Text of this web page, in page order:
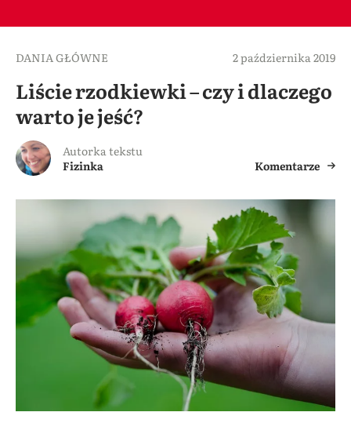
DANIA GŁÓWNE 2 października 2019
Liście rzodkiewki – czy i dlaczego
warto je jeść?
Autorka tekstu
Fizinka
Komentarze